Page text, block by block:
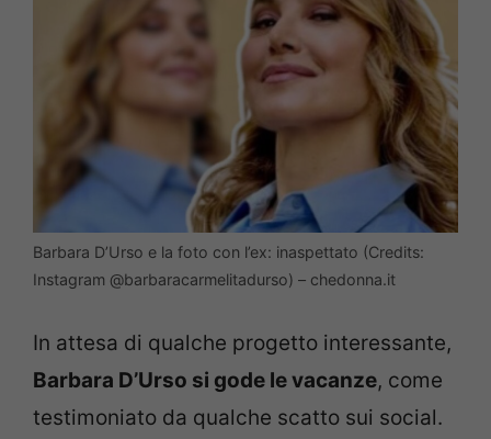
Barbara D’Urso e la foto con l’ex: inaspettato (Credits:
Instagram @barbaracarmelitadurso) – chedonna.it
In attesa di qualche progetto interessante,
Barbara D’Urso si gode le vacanze, come
testimoniato da qualche scatto sui social.